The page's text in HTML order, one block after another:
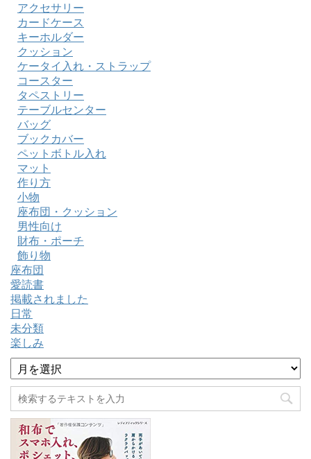
アクセサリー
カードケース
キーホルダー
クッション
ケータイ入れ・ストラップ
コースター
タペストリー
テーブルセンター
バッグ
ブックカバー
ペットボトル入れ
マット
作り方
小物
座布団・クッション
男性向け
財布・ポーチ
飾り物
座布団
愛読書
掲載されました
日常
未分類
楽しみ
ア
ー
カ
イ
ブ